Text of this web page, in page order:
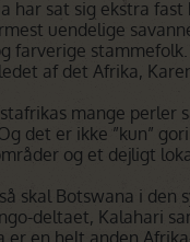
har sat sig ekstra
uendelige
farverige
af det Afrika,
mange perler
det er ikke ”kun”
og et dejligt
skal Botswana i
deltaet, Kalahari